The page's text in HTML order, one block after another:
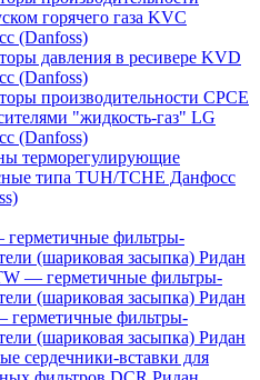
горячего газа KVC
(Danfoss)
давления в ресивере KVD
(Danfoss)
производительности CPCE
"жидкость-газ" LG
(Danfoss)
терморегулирующие
типа TUH/TCHE Данфосс
фильтры-
(шариковая засыпка) Ридан
— герметичные фильтры-
(шариковая засыпка) Ридан
фильтры-
(шариковая засыпка) Ридан
сердечники-вставки для